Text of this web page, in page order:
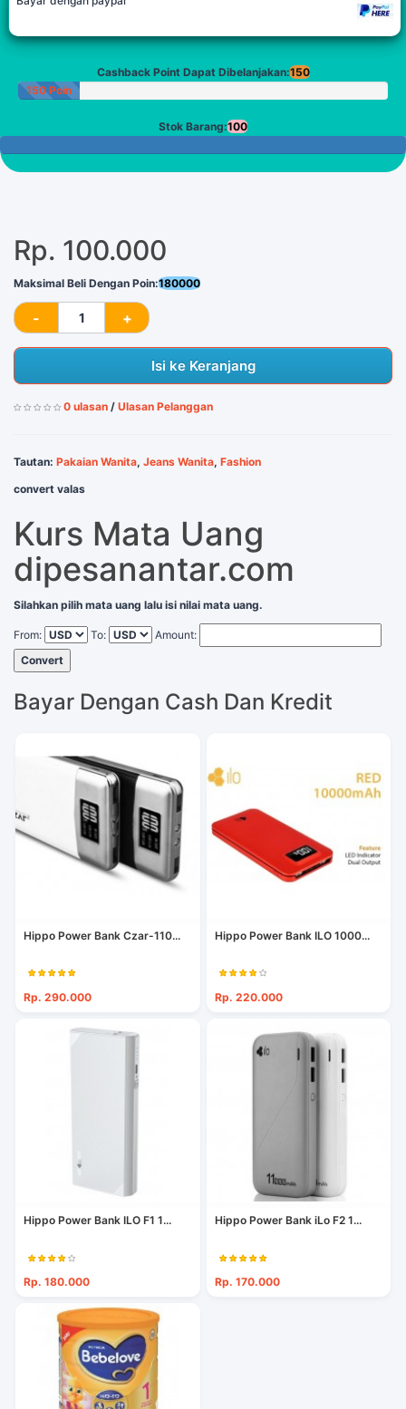
Cashback Point Dapat Dibelanjakan:150
150 Poin
Stok Barang:100
Rp. 100.000
Maksimal Beli Dengan Poin:180000
Isi ke Keranjang
0 ulasan / Ulasan Pelanggan
Tautan: Pakaian Wanita, Jeans Wanita, Fashion
convert valas
Kurs Mata Uang
dipesanantar.com
Silahkan pilih mata uang lalu isi nilai mata uang.
From: To:
Amount:
Convert
Bayar Dengan Cash Dan Kredit
Hippo Power Bank Czar-110...
Rp. 290.000
Hippo Power Bank ILO 1000...
Rp. 220.000
Hippo Power Bank ILO F1 1...
Rp. 180.000
Hippo Power Bank iLo F2 1...
Rp. 170.000